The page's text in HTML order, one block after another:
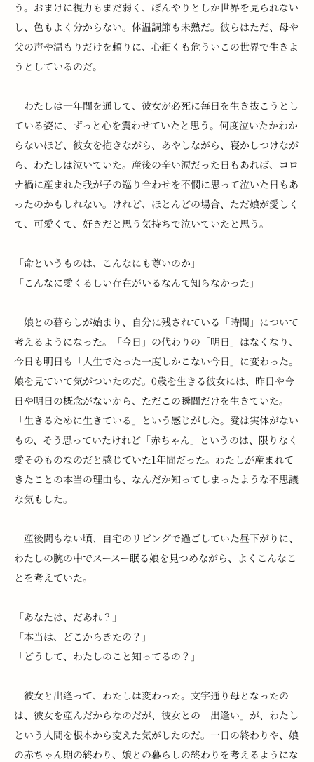
う。おまけに視力もまだ弱く、ぼんやりとしか世界を見られない
し、色もよく分からない。体温調節も未熟だ。彼らはただ、母や
父の声や温もりだけを頼りに、心細くも危ういこの世界で生きよ
うとしているのだ。
わたしは一年間を通して、彼女が必死に毎日を生き抜こうとし
ている姿に、ずっと心を震わせていたと思う。何度泣いたかわか
らないほど、彼女を抱きながら、あやしながら、寝かしつけなが
ら、わたしは泣いていた。産後の辛い涙だった日もあれば、コロ
ナ禍に産まれた我が子の巡り合わせを不憫に思って泣いた日もあ
ったのかもしれない。けれど、ほとんどの場合、ただ娘が愛しく
て、可愛くて、好きだと思う気持ちで泣いていたと思う。
「命というものは、こんなにも尊いのか」
「こんなに愛くるしい存在がいるなんて知らなかった」
娘との暮らしが始まり、自分に残されている「時間」について
考えるようになった。「今日」の代わりの「明日」はなくなり、
今日も明日も「人生でたった一度しかこない今日」に変わった。
娘を見ていて気がついたのだ。0歳を生きる彼女には、昨日や今
日や明日の概念がないから、ただこの瞬間だけを生きていた。
「生きるために生きている」という感じがした。愛は実体がない
もの、そう思っていたけれど「赤ちゃん」というのは、限りなく
愛そのものなのだと感じていた1年間だった。わたしが産まれて
きたことの本当の理由も、なんだか知ってしまったような不思議
な気もした。
産後間もない頃、自宅のリビングで過ごしていた昼下がりに、
わたしの腕の中でスースー眠る娘を見つめながら、よくこんなこ
とを考えていた。
「あなたは、だあれ？」
「本当は、どこからきたの？」
「どうして、わたしのこと知ってるの？」
彼女と出逢って、わたしは変わった。文字通り母となったの
は、彼女を産んだからなのだが、彼女との「出逢い」が、わたし
という人間を根本から変えた気がしたのだ。一日の終わりや、娘
の赤ちゃん期の終わり、娘との暮らしの終わりを考えるようにな